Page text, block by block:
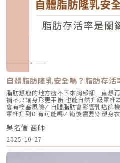
細紋、毛孔粗大、甚至是難以處理的「
充型」，主要目的是增加體積（
面部僵硬或「醫美臉」。而 Profhilo 逆
行「修復與重塑」，讓皮膚自己找回年
的科學核心：NAHYCO™ 專利技術
藥集團。身為專業醫師，我非常看重產
Profhilo 之所以能在國際醫美界佔有一
NAHYCO™ 專利熱融合技術。1. 醫學界
般玻尿酸為了維持在體內的時間，必須
這在合法範圍內是安全的，但對於過敏
存在延遲性發炎的風險。Profhilo逆時
高分子與低分子玻尿酸產生自然的氫鍵
具備極高的「生物相容性」，注射後能
尿酸的「黃金比例」Profhilo 含有目前
（64mg/2ml），它結合了： 高分子量
支撐與深層鎖水，改善鬆弛。 低分子量
分子，直接活化真皮層內的纖維母細胞
種「1+1 > 2」的協同作用，讓 Profhilo
樣迅速擴散，全面性地改善膚質。三、
電波」的逆齡關鍵在辰美學的診間，
肌膚施加了一種「啟動指令」。它不僅
制」： 活化 3 種關鍵細胞： 纖維母細胞：這是皮膚的「膠原工廠」。 角質
自體脂肪隆乳安全嗎？脂肪存活
脂肪想瘦的地方瘦不下來胸部卻一直想
補不只讓身形更平衡 也能自然升級罩
會有栓塞風險✓ 自體脂肪會影響乳癌篩
罩杯升到D 有可能嗎✓ 術後需要穿塑身
脂肪 打造柔軟真實的胸型適合誰 怎麼
依據重點摘要：0:00 #她說他說0:40 #
一樣？1:02 關於手術安全性 #自體隆乳
會一樣嗎？3:16 關於抽脂安全 #脂肪栓
膠隆乳相關影片：• 罩杯升級前必看
女乳好尷尬，胸部困擾的隱藏原因你有
吳名倫 醫師
2025-10-27